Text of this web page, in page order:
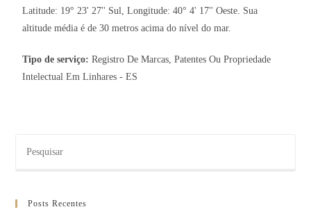
Latitude: 19° 23' 27'' Sul, Longitude: 40° 4' 17'' Oeste. Sua
altitude média é de 30 metros acima do nível do mar.
Tipo de serviço:Registro De Marcas, Patentes Ou Propriedade
Intelectual Em Linhares - ES
Posts Recentes